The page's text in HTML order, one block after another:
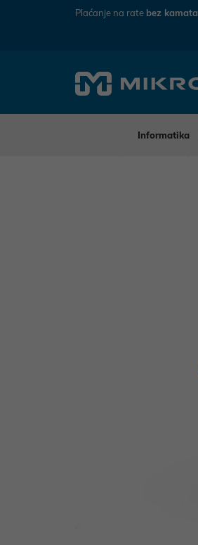
Plaćanje na rate bez kamata
Informatika